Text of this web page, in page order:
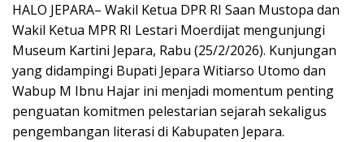
HALO JEPARA– Wakil Ketua DPR RI Saan Mustopa dan
Wakil Ketua MPR RI Lestari Moerdijat mengunjungi
Museum Kartini Jepara, Rabu (25/2/2026). Kunjungan
yang didampingi Bupati Jepara Witiarso Utomo dan
Wabup M Ibnu Hajar ini menjadi momentum penting
penguatan komitmen pelestarian sejarah sekaligus
pengembangan literasi di Kabupaten Jepara.